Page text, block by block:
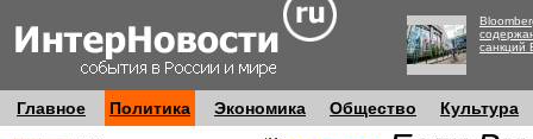
санкций
Главное Политика Экономика Общество Культура